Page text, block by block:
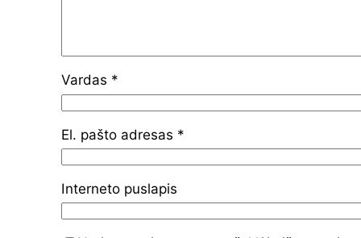
Vardas *
El. pašto adresas *
Interneto puslapis